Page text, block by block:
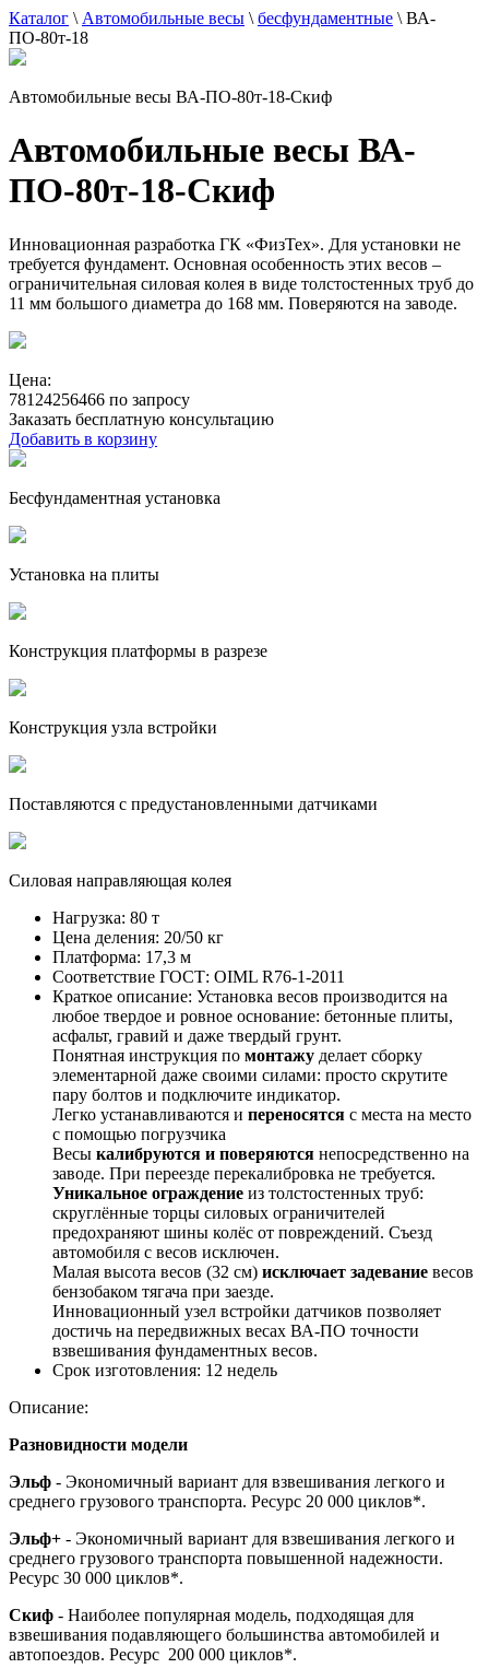
Каталог \ Автомобильные весы \ бесфундаментные \ ВА-
ПО-80т-18
Автомобильные весы ВА-ПО-80т-18-Скиф
Автомобильные весы ВА-
ПО-80т-18-Скиф
Инновационная разработка ГК «ФизТех». Для установки не
требуется фундамент. Основная особенность этих весов –
ограничительная силовая колея в виде толстостенных труб до
11 мм большого диаметра до 168 мм. Поверяются на заводе.
Цена:
78124256466 по запросу
Заказать бесплатную консультацию
Добавить в корзину
Бесфундаментная установка
Установка на плиты
Конструкция платформы в разрезе
Конструкция узла встройки
Поставляются с предустановленными датчиками
Силовая направляющая колея
Нагрузка: 80 т
Цена деления: 20/50 кг
Платформа: 17,3 м
Соответствие ГОСТ: OIML R76-1-2011
Краткое описание: Установка весов производится на
любое твердое и ровное основание: бетонные плиты,
асфальт, гравий и даже твердый грунт.
Понятная инструкция по монтажу делает сборку
элементарной даже своими силами: просто скрутите
пару болтов и подключите индикатор.
Легко устанавливаются и переносятся с места на место
с помощью погрузчика
Весы калибруются и поверяются непосредственно на
заводе. При переезде перекалибровка не требуется.
Уникальное ограждение из толстостенных труб:
скруглённые торцы силовых ограничителей
предохраняют шины колёс от повреждений. Съезд
автомобиля с весов исключен.
Малая высота весов (32 см) исключает задевание весов
бензобаком тягача при заезде.
Инновационный узел встройки датчиков позволяет
достичь на передвижных весах ВА-ПО точности
взвешивания фундаментных весов.
Срок изготовления: 12 недель
Описание:
Разновидности модели
Эльф - Экономичный вариант для взвешивания легкого и
среднего грузового транспорта. Ресурс 20 000 циклов*.
Эльф+ - Экономичный вариант для взвешивания легкого и
среднего грузового транспорта повышенной надежности.
Ресурс 30 000 циклов*.
Скиф - Наиболее популярная модель, подходящая для
взвешивания подавляющего большинства автомобилей и
автопоездов. Ресурс 200 000 циклов*.